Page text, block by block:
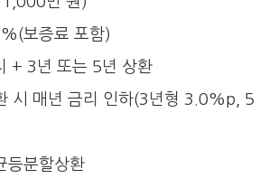
보증료 포함)
+ 3년 또는 5년 상환
시 매년 금리 인하(3년형 3.0%p, 5
등분할상환